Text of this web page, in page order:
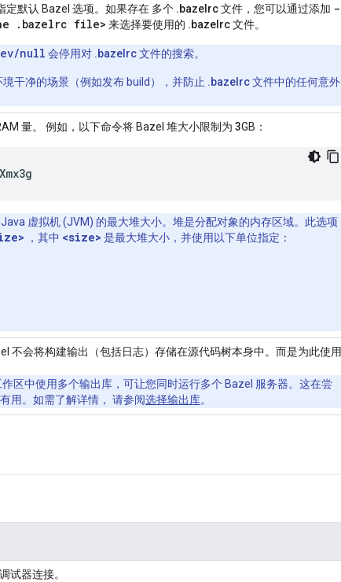
定默认 Bazel 选项。如果存在 多个 .bazelrc文件，您可以通过添加 -
. bazelrc file> 来选择要使用的 .bazelrc文件。
null 会停用对 .bazelrc文件的搜索。
干净的场景（例如发布 build），并防止 .bazelrc文件中的任何意外
量。 例如，以下命令将 Bazel 堆大小限制为 3GB：
虚拟机 (JVM) 的最大堆大小。堆是分配对象的内存区域。此选项
，其中 <size> 是最大堆大小，并使用以下单位指定：
不会将构建输出（包括日志）存储在源代码树本身中。而是为此使用
作区中使用多个输出库，可让您同时运行多个 Bazel 服务器。这在尝
用。如需了解详情， 请参阅选择输出库。
试器连接。